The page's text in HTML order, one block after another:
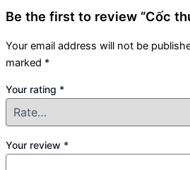
Be the first to review “Cốc
Your email address will not be
marked *
Your rating *
Your review *